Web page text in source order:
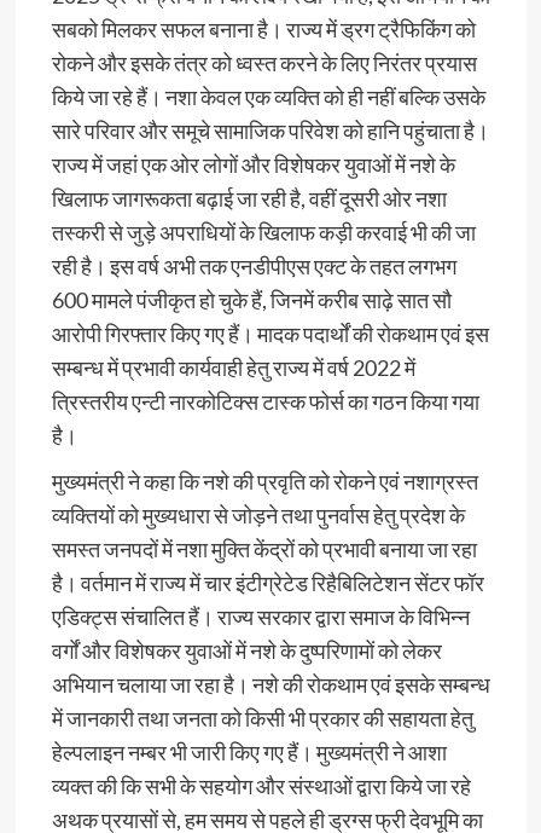
सबको मिलकर सफल बनाना है। राज्य में ड्रग ट्रैफिकिंग को
रोकने और इसके तंत्र को ध्वस्त करने के लिए निरंतर प्रयास
किये जा रहे हैं। नशा केवल एक व्यक्ति को ही नहीं बल्कि उसके
सारे परिवार और समूचे सामाजिक परिवेश को हानि पहुंचाता है।
राज्य में जहां एक ओर लोगों और विशेषकर युवाओं में नशे के
खिलाफ जागरूकता बढ़ाई जा रही है, वहीं दूसरी ओर नशा
तस्करी से जुड़े अपराधियों के खिलाफ कड़ी करवाई भी की जा
रही है। इस वर्ष अभी तक एनडीपीएस एक्ट के तहत लगभग
600 मामले पंजीकृत हो चुके हैं, जिनमें करीब साढ़े सात सौ
आरोपी गिरफ्तार किए गए हैं। मादक पदार्थों की रोकथाम एवं इस
सम्बन्ध में प्रभावी कार्यवाही हेतु राज्य में वर्ष 2022 में
त्रिस्तरीय एन्टी नारकोटिक्स टास्क फोर्स का गठन किया गया
है।
मुख्यमंत्री ने कहा कि नशे की प्रवृति को रोकने एवं नशाग्रस्त
व्यक्तियों को मुख्यधारा से जोड़ने तथा पुनर्वास हेतु प्रदेश के
समस्त जनपदों में नशा मुक्ति केंद्रों को प्रभावी बनाया जा रहा
है। वर्तमान में राज्य में चार इंटीग्रेटेड रिहैबिलिटेशन सेंटर फॉर
एडिक्ट्स संचालित हैं। राज्य सरकार द्वारा समाज के विभिन्न
वर्गों और विशेषकर युवाओं में नशे के दुष्परिणामों को लेकर
अभियान चलाया जा रहा है। नशे की रोकथाम एवं इसके सम्बन्ध
में जानकारी तथा जनता को किसी भी प्रकार की सहायता हेतु
हेल्पलाइन नम्बर भी जारी किए गए हैं। मुख्यमंत्री ने आशा
व्यक्त की कि सभी के सहयोग और संस्थाओं द्वारा किये जा रहे
अथक प्रयासों से, हम समय से पहले ही ड्रग्स फ्री देवभूमि का